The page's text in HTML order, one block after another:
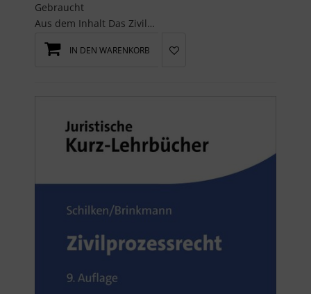
Gebraucht
Aus dem Inhalt Das Zivilprozessrecht enthält die Regeln über den Ablauf des Verfahrens...
IN DEN WARENKORB